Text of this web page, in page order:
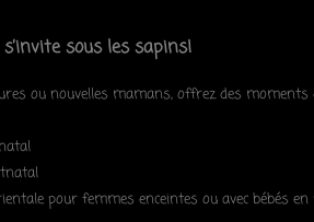
sous les sapins!
ou nouvelles mamans, offrez des moments
pour femmes enceintes ou avec bébés en